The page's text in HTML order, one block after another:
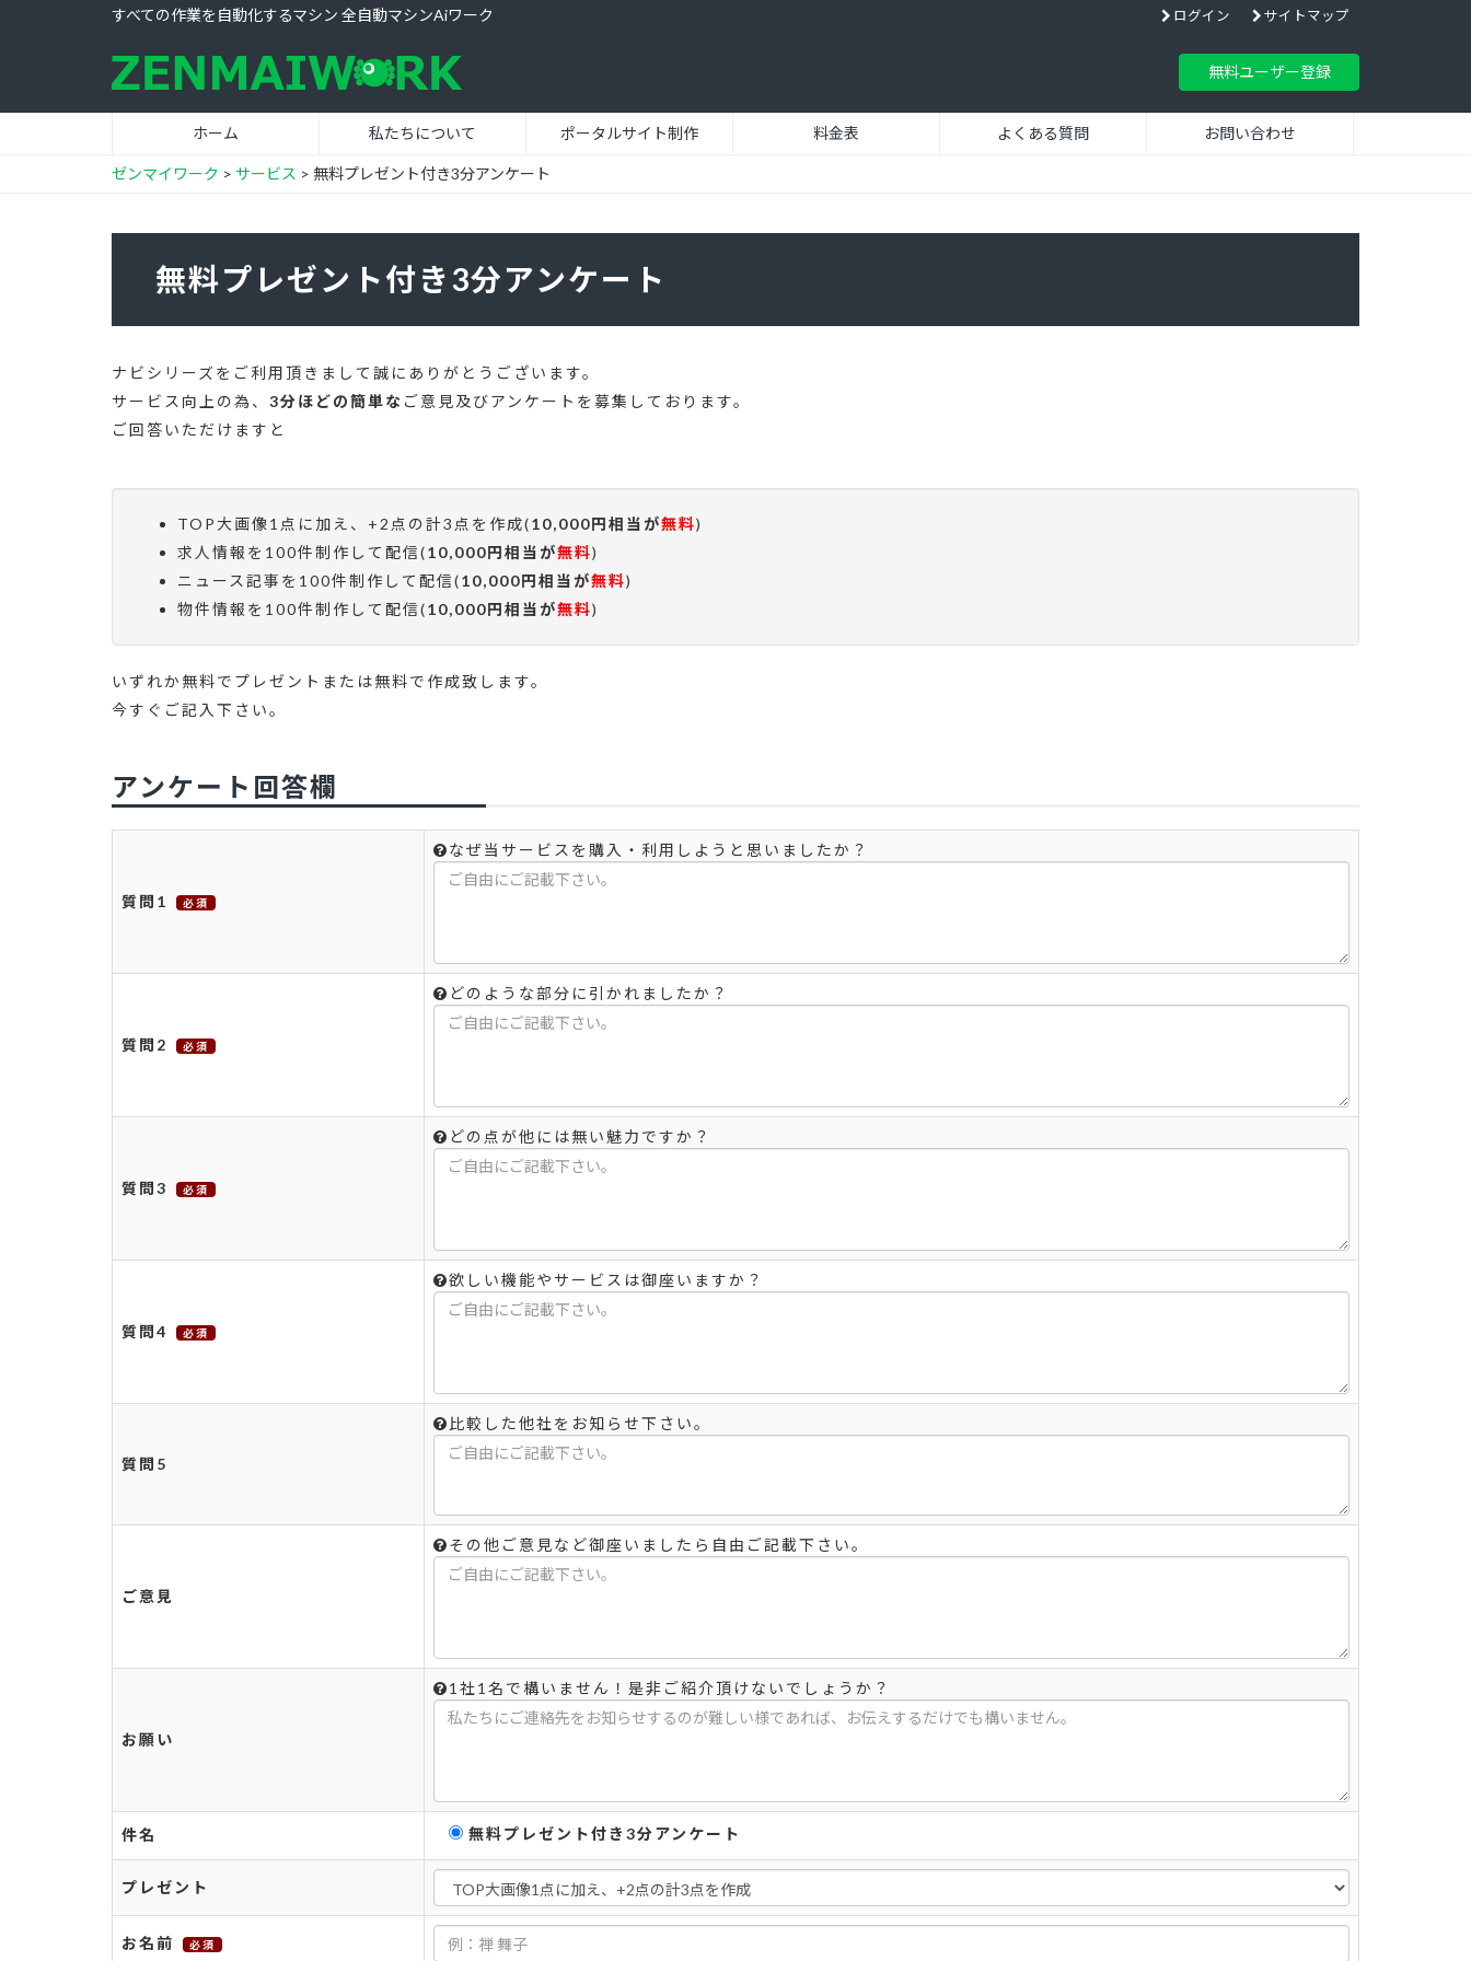
すべての作業を自動化するマシン 全自動マシンAiワーク ログイン サイトマップ
無料ユーザー登録
ホーム 私たちについて ポータルサイト制作 料金表 よくある質問 お問い合わせ
ゼンマイワーク > サービス > 無料プレゼント付き3分アンケート
無料プレゼント付き3分アンケート
ナビシリーズをご利用頂きまして誠にありがとうございます。
サービス向上の為、 3分ほどの簡単な ご意見及びアンケートを募集しております。
ご回答いただけますと
TOP大画像1点に加え、+2点の計3点を作成(10,000円相当が無料)
求人情報を100件制作して配信(10,000円相当が無料)
ニュース記事を100件制作して配信(10,000円相当が無料)
物件情報を100件制作して配信(10,000円相当が無料)
いずれか無料でプレゼントまたは無料で作成致します。
今すぐご記入下さい。
アンケート回答欄
質問1 必須
なぜ当サービスを購入・利用しようと思いましたか？
質問2 必須
どのような部分に引かれましたか？
質問3 必須
どの点が他には無い魅力ですか？
質問4 必須
欲しい機能やサービスは御座いますか？
質問5
比較した他社をお知らせ下さい。
ご意見
その他ご意見など御座いましたら自由ご記載下さい。
お願い
1社1名で構いません！是非ご紹介頂けないでしょうか？
件名 無料プレゼント付き3分アンケート
プレゼント
お名前 必須